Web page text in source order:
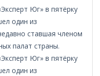
Юг» в пятёрку
один из
ставшая членом
палат страны.
Юг» в пятёрку
один из